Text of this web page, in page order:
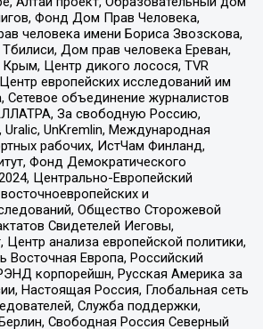
Фонд Дом Прав Человека,
человека имени Бориса Звозскова,
Дом прав человека Ереван,
Центр дикого лосося, TVR
европейских исследований им
Сетевое объединение журналистов
За свободную Россию,
UnKremlin, Международная
рабочих, ИстЧам Финланд,
Фонд Демократического
Центрально-Европейский
и
Общество Сторожевой
Свидетелей Иеговы,
Центр анализа европейской политики,
Восточная Европа, Российский
корпорейшн, Русская Америка за
Настоящая Россия, Глобальная сеть
Служба поддержки,
Свободная Россия Северный